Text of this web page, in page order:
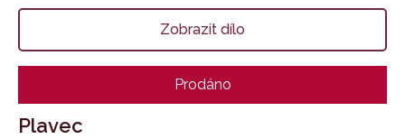
Zobrazit dílo
Prodáno
Plavec